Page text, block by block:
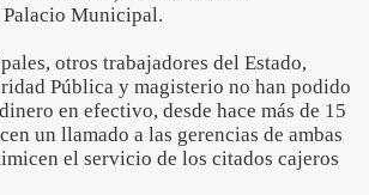
Municipal.
otros trabajadores del Estado,
Pública y magisterio no han podido
en efectivo, desde hace más de 15
un llamado a las gerencias de ambas
el servicio de los citados cajeros